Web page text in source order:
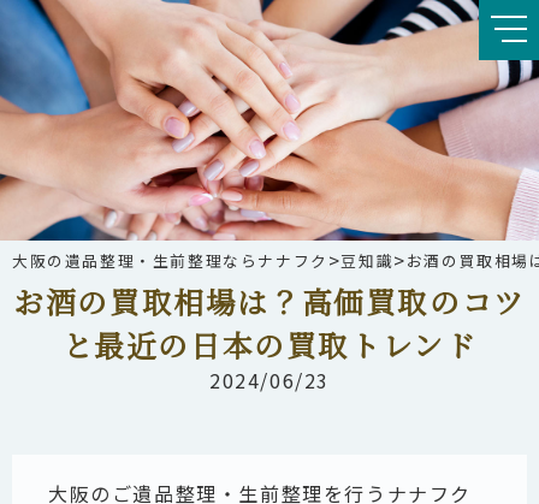
大阪の遺品整理・生前整理ならナナフク >豆知識>お酒の買取相場
お酒の買取相場は？高価買取のコツ
と最近の日本の買取トレンド
2024/06/23
大阪のご遺品整理・生前整理を行うナナフク